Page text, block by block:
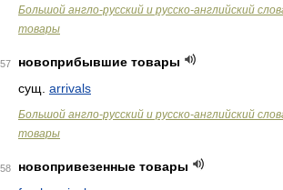
Большой англо-русский и русско-английский
товары
57
новоприбывшие товары
сущ. arrivals
Большой англо-русский и русско-английский
товары
58
новопривезенные товары